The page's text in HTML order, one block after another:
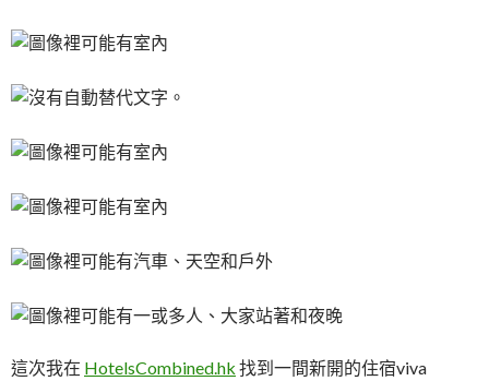
這次我在 HotelsCombined.hk 找到一間新開的住宿viva